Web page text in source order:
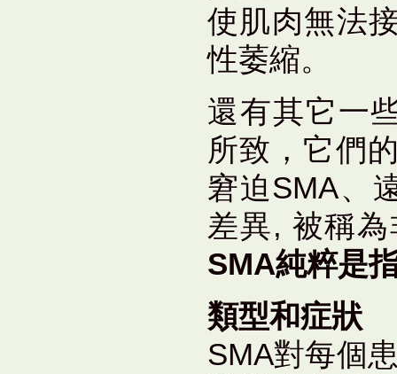
使肌肉無法
性萎縮。
還有其它一
所致，它們
窘迫SMA、
差異, 被稱
SMA純粹是
類型和症狀
SMA對每個